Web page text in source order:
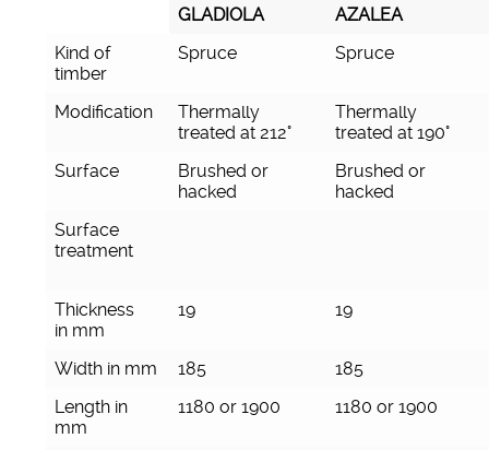
GLADIOLA
AZALEA
GLADIOLA
AZALEA
Kind of
timber
Spruce Spruce
Modification
Thermally
treated at 212°
Thermally
treated at 190°
Surface
Brushed or
hacked
Brushed or
hacked
Surface
treatment
Thickness
in mm
19 19
Width in mm 185
185
Length in
mm
1180 or 1900 1180 or 1900